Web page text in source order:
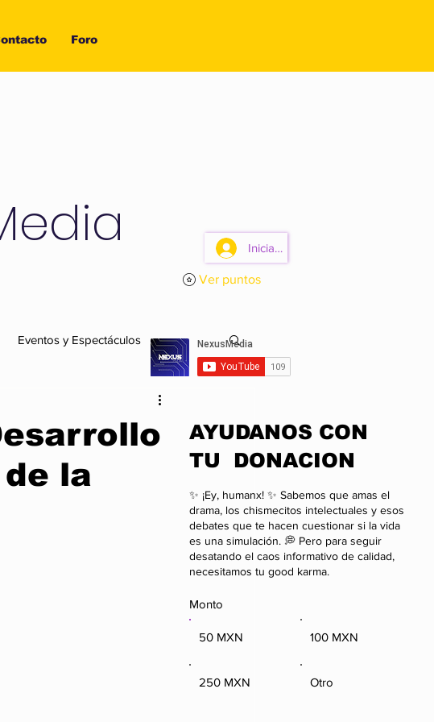
Foro
Iniciar sesión
Ver puntos
Eventos y Espectáculos
Noticia Nacional
la
​AYUDANOS CON
TU DONACION
✨ ¡Ey, humanx! ✨ Sabemos que amas el
drama, los chismecitos intelectuales y esos
debates que te hacen cuestionar si la vida
es una simulación. 💭 Pero para seguir
desatando el caos informativo de calidad,
necesitamos tu good karma.
Monto
50 MXN 100 MXN
250 MXN Otro